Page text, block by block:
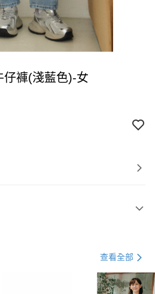
仔褲(淺藍色)-女
查看全部